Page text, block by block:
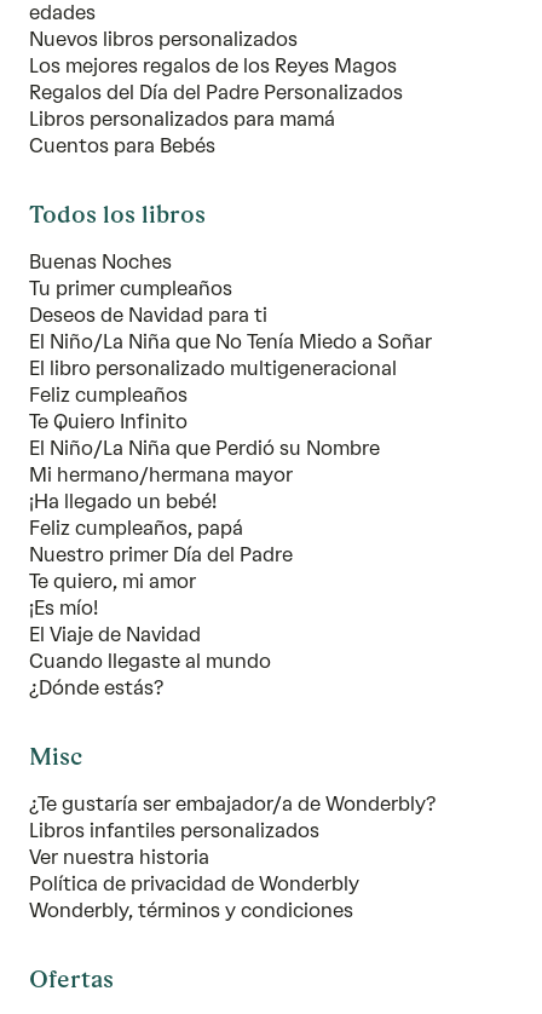
edades
Nuevos libros personalizados
Los mejores regalos de los Reyes Magos
Regalos del Día del Padre Personalizados
Libros personalizados para mamá
Cuentos para Bebés
Todos los libros
Buenas Noches
Tu primer cumpleaños
Deseos de Navidad para ti
El Niño/La Niña que No Tenía Miedo a Soñar
El libro personalizado multigeneracional
Feliz cumpleaños
Te Quiero Infinito
El Niño/La Niña que Perdió su Nombre
Mi hermano/hermana mayor
¡Ha llegado un bebé!
Feliz cumpleaños, papá
Nuestro primer Día del Padre
Te quiero, mi amor
¡Es mío!
El Viaje de Navidad
Cuando llegaste al mundo
¿Dónde estás?
Misc
¿Te gustaría ser embajador/a de Wonderbly?
Libros infantiles personalizados
Ver nuestra historia
Política de privacidad de Wonderbly
Wonderbly, términos y condiciones
Ofertas